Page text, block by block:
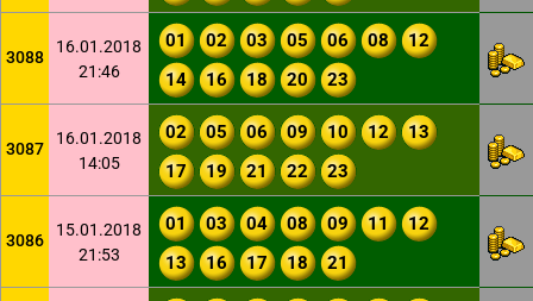
3088
16.01.2018
21:46
01 02 03 05 06 08
12
14
16 18 20 23
3087
16.01.2018
14:05
02 05 06 09 10 12
13
17
19 21 22 23
3086
15.01.2018
21:53
01 03 04 08 09 11
12
13
16 17 18 21